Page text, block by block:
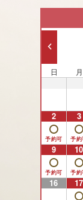
日 月
2 3
9 10
16 17